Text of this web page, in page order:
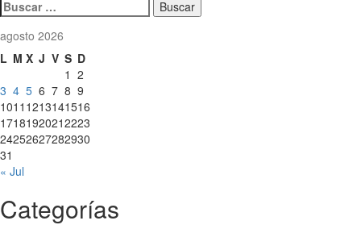
Buscar:
agosto 2026
L M X J V S D
1 2
3 4 5 6 7 8 9
1011 1213141516
17181920212223
24252627282930
31
« Jul
Categorías